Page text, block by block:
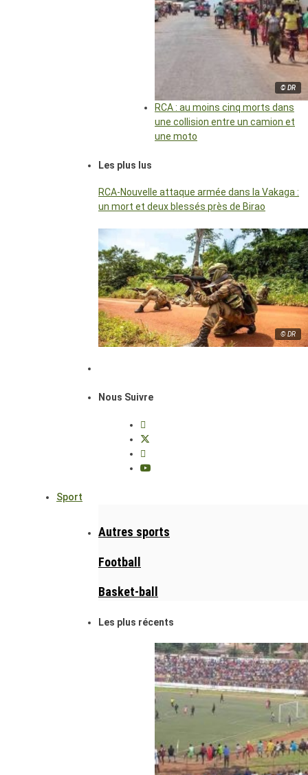
© DR
RCA : au moins cinq morts dans
une collision entre un camion et
une moto
Les plus lus
RCA-Nouvelle attaque armée dans la Vakaga :
un mort et deux blessés près de Birao
© DR
Nous Suivre
Sport
Autres sports
Football
Basket-ball
Les plus récents